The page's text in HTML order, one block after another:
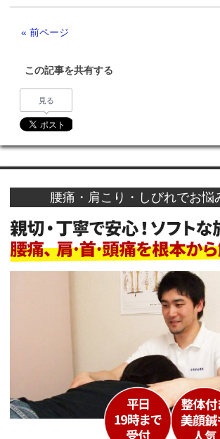
« 前ページ
この記事を共有する
見る
腰痛・肩こり・しびれでお悩